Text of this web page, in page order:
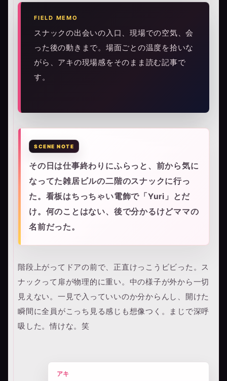
FIELD MEMO
スナックの出会いの入口、現場での空気、会
った後の動きまで。場面ごとの温度を拾いな
がら、アキの現場感をそのまま読む記事で
す。
その日は仕事終わりにふらっと、前から気に
なってた雑居ビルの二階のスナックに行っ
た。看板はちっちゃい電飾で「Yuri」とだ
け。何のことはない、後で分かるけどママの
名前だった。
階段上がってドアの前で、正直けっこうビビった。ス
ナックって扉が物理的に重い。中の様子が外から一切
見えない。一見で入っていいのか分からんし、開けた
瞬間に全員がこっち見る感じも想像つく。まじで深呼
吸した。情けな。笑
アキ